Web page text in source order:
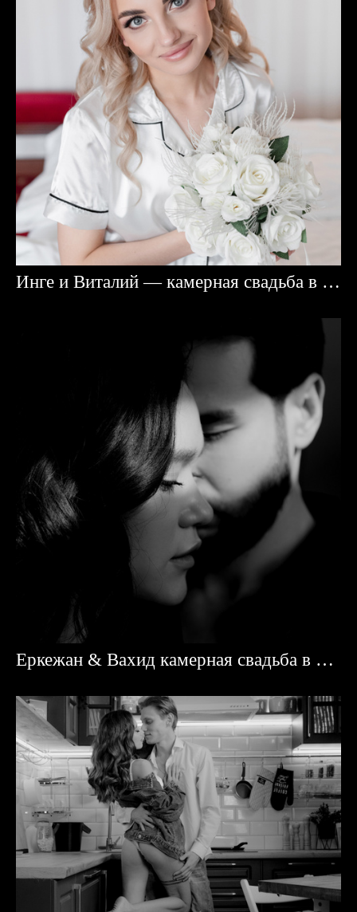
Инге и Виталий — камерная свадьба в Караганде
Еркежан & Вахид камерная свадьба в Астане